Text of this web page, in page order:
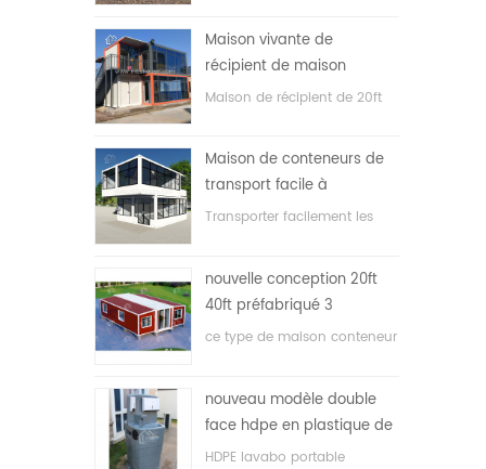
Maison vivante de
récipient de maison
préfabriquée de preuve de
Maison de récipient de 20ft
Maison de conteneurs de
transport facile à
assembler et pratique
Transporter facilement les
nouvelle conception 20ft
40ft préfabriqué 3
chambres minuscule
ce type de maison conteneur
chambres, une salle de bain
et avec système électrique.
nouveau modèle double
face hdpe en plastique de
luxe public lavabo lavabo
HDPE lavabo portable